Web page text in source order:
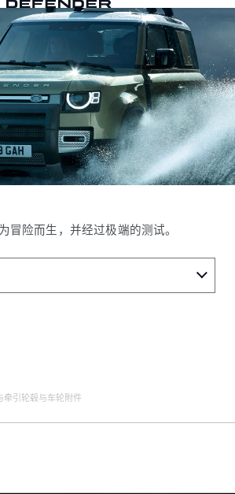
冒险而生，并经过极端的测试。
牵引轮毂与车轮附件